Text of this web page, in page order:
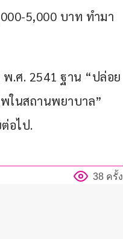
5,000 บาท ทำมา
.ศ. 2541 ฐาน “ปล่อย
ในสถานพยาบาล”
อไป.
38 ครั้ง